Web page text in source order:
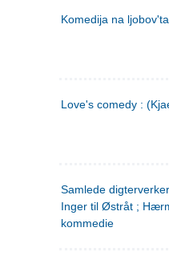
Komedija na
Love's comedy :
Samlede
Inger til Østråt ;
kommedie